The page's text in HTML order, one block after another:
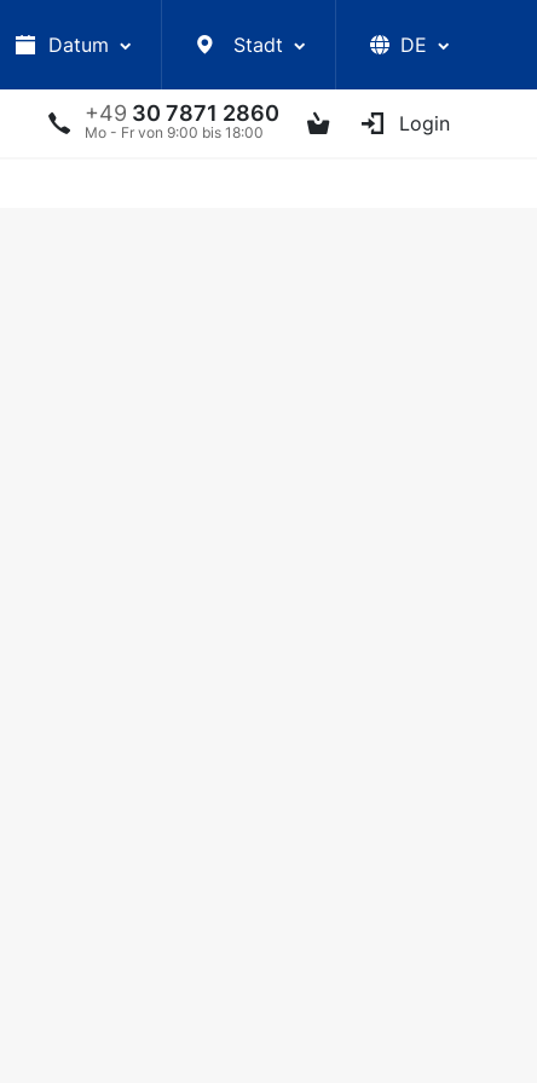
Datum Stadt DE
+49 30 7871 2860
Mo - Fr von 9:00 bis 18:00 Login
VORLESUNGEN UKRAINISCHE ARTISTEN